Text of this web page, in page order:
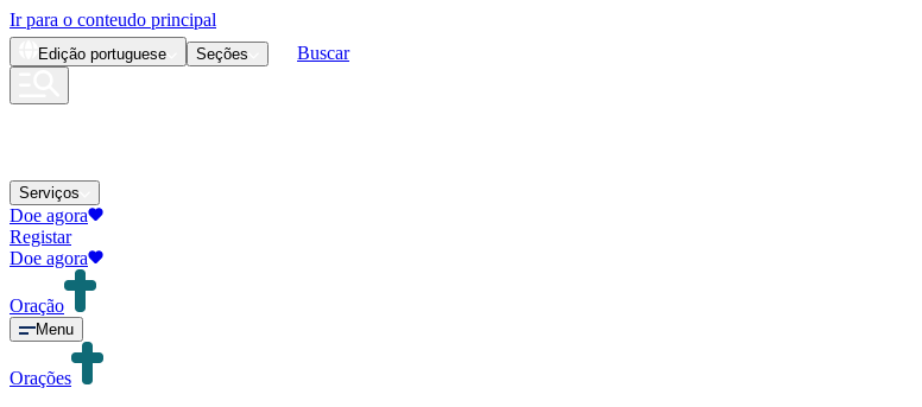
Ir para o conteudo principal
Edição portuguese Seções Buscar
Serviços
Doe agora
Registar
Doe agora
Oração
Menu
Orações